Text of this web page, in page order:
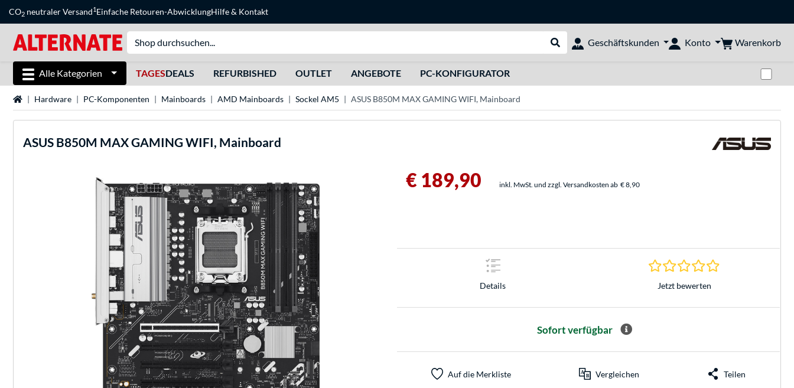
CO2 neutraler Versand1Einfache Retouren-AbwicklungHilfe& Kontakt
Suche durchführen
Geschäftskunden Konto Warenkorb
Alle Kategorien TAGESDEALS REFURBISHED OUTLET ANGEBOTE PC-KONFIGURATOR
StartseiteHardware PC-Komponenten Mainboards AMD Mainboards Sockel AM5 ASUS B850M MAX GAMING WIFI, Mainboard
ASUS B850M MAX GAMING WIFI, Mainboard
€ 189,90 inkl. MwSt. und zzgl. Versandkosten ab € 8,90
Details
0.0 Sterne bei 0
Jetzt bewerten
Sofort verfügbar
Auf die Merkliste Vergleichen Teilen